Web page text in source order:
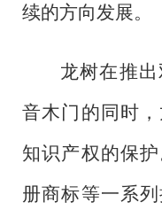
续的方向发展。
龙树在推
音木门的同时
知识产权的保
册商标等一系